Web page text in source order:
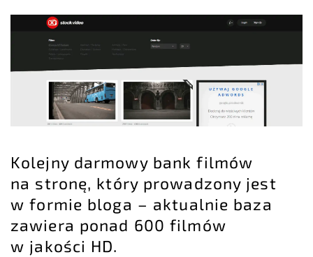
Kolejny darmowy bank filmów
na stronę, który prowadzony jest
w formie bloga – aktualnie baza
zawiera ponad 600 filmów
w jakości HD.